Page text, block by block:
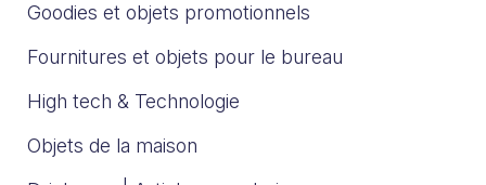
Goodies et objets promotionnels
Fournitures et objets pour le bureau
High tech & Technologie
Objets de la maison